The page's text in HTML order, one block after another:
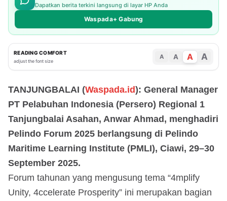
Dapatkan berita terkini langsung di layar HP Anda
Waspada+ Gabung
READING COMFORT
adjust the font size
A A A A
TANJUNGBALAI (Waspada.id): General Manager
PT Pelabuhan Indonesia (Persero) Regional 1
Tanjungbalai Asahan, Anwar Ahmad, menghadiri
Pelindo Forum 2025 berlangsung di Pelindo
Maritime Learning Institute (PMLI), Ciawi, 29–30
September 2025.
Forum tahunan yang mengusung tema “4mplify
Unity, 4ccelerate Prosperity” ini merupakan bagian